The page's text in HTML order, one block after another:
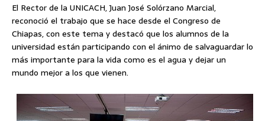
El Rector de la UNICACH, Juan José Solórzano Marcial,
reconoció el trabajo que se hace desde el Congreso de
Chiapas, con este tema y destacó que los alumnos de la
universidad están participando con el ánimo de salvaguardar lo
más importante para la vida como es el agua y dejar un
mundo mejor a los que vienen.